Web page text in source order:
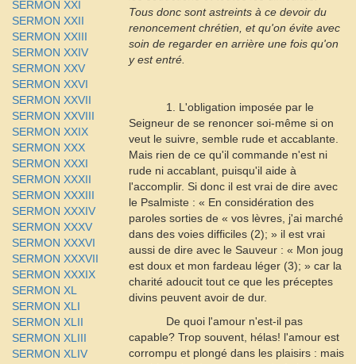
SERMON XXI
SERMON XXII
SERMON XXIII
SERMON XXIV
SERMON XXV
SERMON XXVI
SERMON XXVII
SERMON XXVIII
SERMON XXIX
SERMON XXX
SERMON XXXI
SERMON XXXII
SERMON XXXIII
SERMON XXXIV
SERMON XXXV
SERMON XXXVI
SERMON XXXVII
SERMON XXXIX
SERMON XL
SERMON XLI
SERMON XLII
SERMON XLIII
SERMON XLIV
Tous donc sont astreints à ce devoir du
renoncement chrétien, et qu'on évite avec
soin de regarder en arrière une fois qu'on
y est entré.
1. L'obligation imposée par le
Seigneur de se renoncer soi-même si on
veut le suivre, semble rude et accablante.
Mais rien de ce qu'il commande n'est ni
rude ni accablant, puisqu'il aide à
l'accomplir. Si donc il est vrai de dire avec
le Psalmiste : « En considération des
paroles sorties de « vos lèvres, j'ai marché
dans des voies difficiles (2); » il est vrai
aussi de dire avec le Sauveur : « Mon joug
est doux et mon fardeau léger (3); » car la
charité adoucit tout ce que les préceptes
divins peuvent avoir de dur.
De quoi l'amour n'est-il pas
capable? Trop souvent, hélas! l'amour est
corrompu et plongé dans les plaisirs : mais